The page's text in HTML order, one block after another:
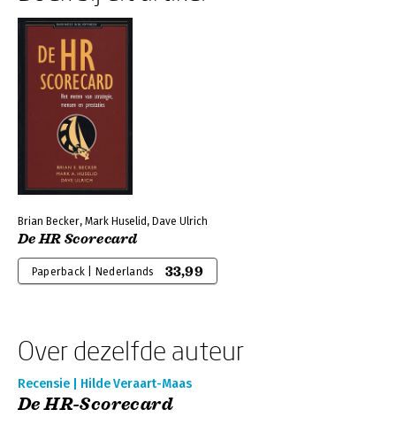
Brian Becker, Mark Huselid, Dave Ulrich
De HR Scorecard
Paperback | Nederlands 33,99
Over dezelfde auteur
Recensie | Hilde Veraart-Maas
De HR-Scorecard